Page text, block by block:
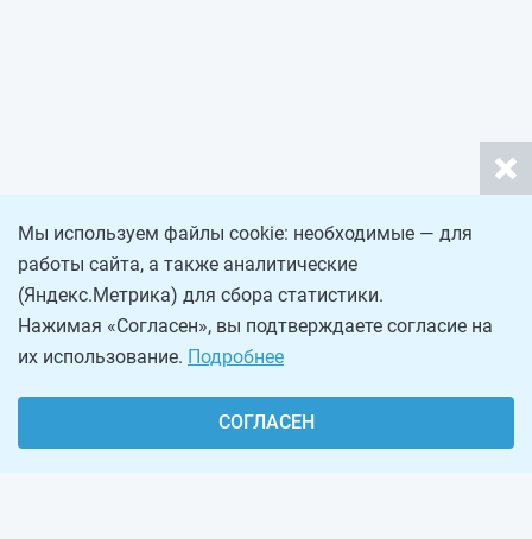
Мы используем файлы cookie: необходимые — для
работы сайта, а также аналитические
(Яндекс.Метрика) для сбора статистики.
Нажимая «Согласен», вы подтверждаете согласие на
их использование. Подробнее
СОГЛАСЕН